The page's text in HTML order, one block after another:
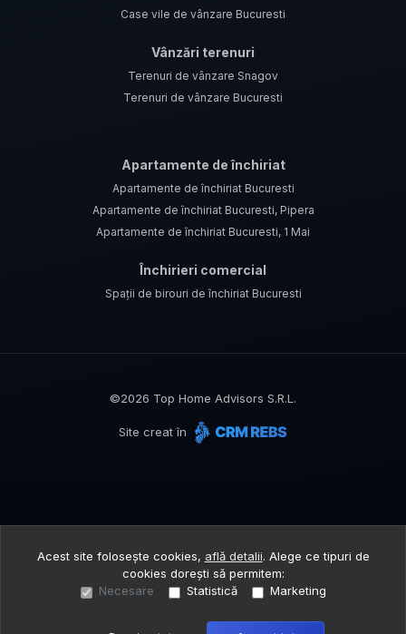
Case vile de vânzare Bucuresti
Vânzări terenuri
Terenuri de vânzare Snagov
Terenuri de vânzare Bucuresti
Apartamente de închiriat
Apartamente de închiriat Bucuresti
Apartamente de închiriat Bucuresti, Pipera
Apartamente de închiriat Bucuresti, 1 Mai
Închirieri comercial
Spații de birouri de închiriat Bucuresti
©2026 Top Home Advisors S.R.L.
Site creat în
Acest site folosește cookies, află detalii. Alege ce tipuri de
cookies dorești să permitem:
Necesare
Statistică Marketing